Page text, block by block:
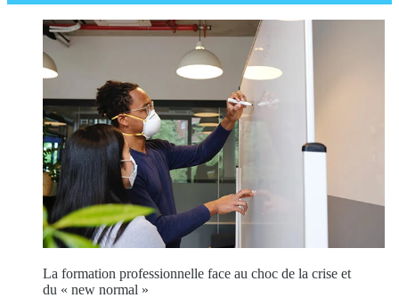
La formation professionnelle face au choc de la crise et
du « new normal »